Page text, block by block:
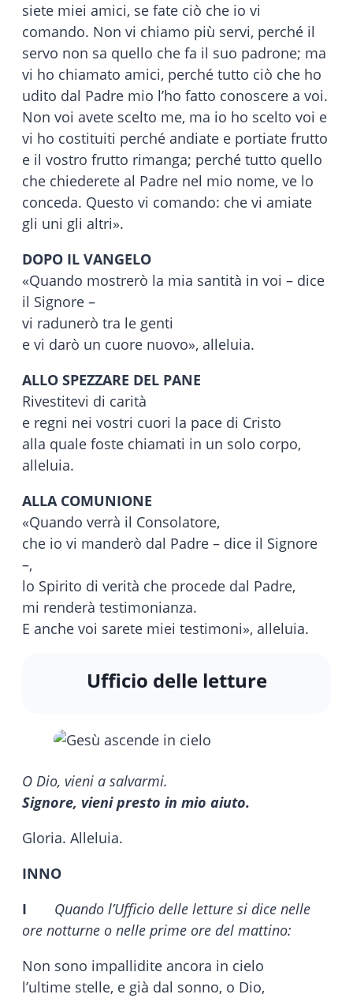
siete miei amici, se fate ciò che io vi
comando. Non vi chiamo più servi, perché il
servo non sa quello che fa il suo padrone; ma
vi ho chiamato amici, perché tutto ciò che ho
udito dal Padre mio l’ho fatto conoscere a voi.
Non voi avete scelto me, ma io ho scelto voi e
vi ho costituiti perché andiate e portiate frutto
e il vostro frutto rimanga; perché tutto quello
che chiederete al Padre nel mio nome, ve lo
conceda. Questo vi comando: che vi amiate
gli uni gli altri».
DOPO IL VANGELO
«Quando mostrerò la mia santità in voi – dice
il Signore –
vi radunerò tra le genti
e vi darò un cuore nuovo», alleluia.
ALLO SPEZZARE DEL PANE
Rivestitevi di carità
e regni nei vostri cuori la pace di Cristo
alla quale foste chiamati in un solo corpo,
alleluia.
ALLA COMUNIONE
«Quando verrà il Consolatore,
che io vi manderò dal Padre – dice il Signore
–,
lo Spirito di verità che procede dal Padre,
mi renderà testimonianza.
E anche voi sarete miei testimoni», alleluia.
Ufficio delle letture
O Dio, vieni a salvarmi.
Signore, vieni presto in mio aiuto.
Gloria. Alleluia.
INNO
I
Quando l’Ufficio delle letture si dice nelle
ore notturne o nelle prime ore del mattino:
Non sono impallidite ancora in cielo
l’ultime stelle, e già dal sonno, o Dio,